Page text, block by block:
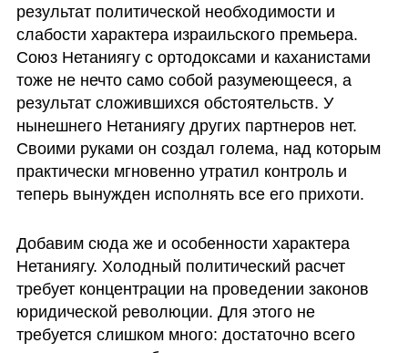
результат политической необходимости и
слабости характера израильского премьера.
Союз Нетаниягу с ортодоксами и каханистами
тоже не нечто само собой разумеющееся, а
результат сложившихся обстоятельств. У
нынешнего Нетаниягу других партнеров нет.
Своими руками он создал голема, над которым
практически мгновенно утратил контроль и
теперь вынужден исполнять все его прихоти.
Добавим сюда же и особенности характера
Нетаниягу. Холодный политический расчет
требует концентрации на проведении законов
юридической революции. Для этого не
требуется слишком много: достаточно всего